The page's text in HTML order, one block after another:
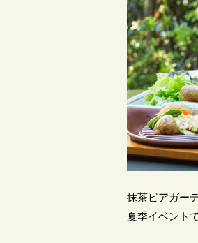
抹茶ビアガー
夏季イベント